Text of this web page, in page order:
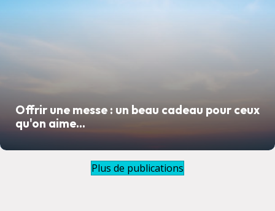
Offrir une messe : un beau cadeau pour ceux
qu'on aime...
Plus de publications